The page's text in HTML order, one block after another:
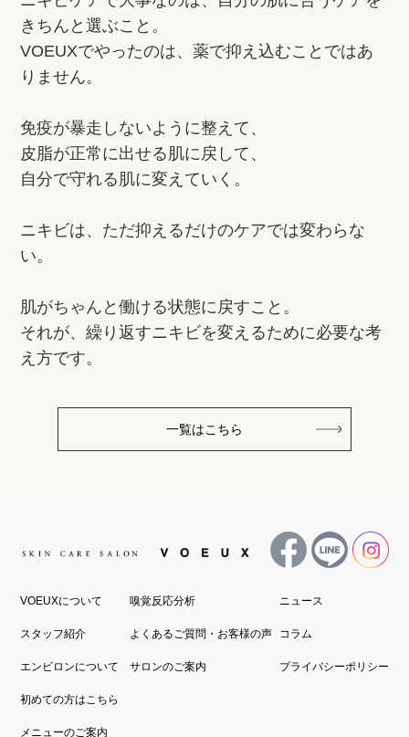
きちんと選ぶこと。
VOEUXでやったのは、薬で抑え込むことではあ
りません。
免疫が暴走しないように整えて、
皮脂が正常に出せる肌に戻して、
自分で守れる肌に変えていく。
ニキビは、ただ抑えるだけのケアでは変わらな
い。
肌がちゃんと働ける状態に戻すこと。
それが、繰り返すニキビを変えるために必要な考
え方です。
一覧はこちら
VOEUXについて
スタッフ紹介
エンビロンについて
初めての方はこちら
メニューのご案内
嗅覚反応分析
よくあるご質問・お客様の声
サロンのご案内
ニュース
コラム
プライバシーポリシー